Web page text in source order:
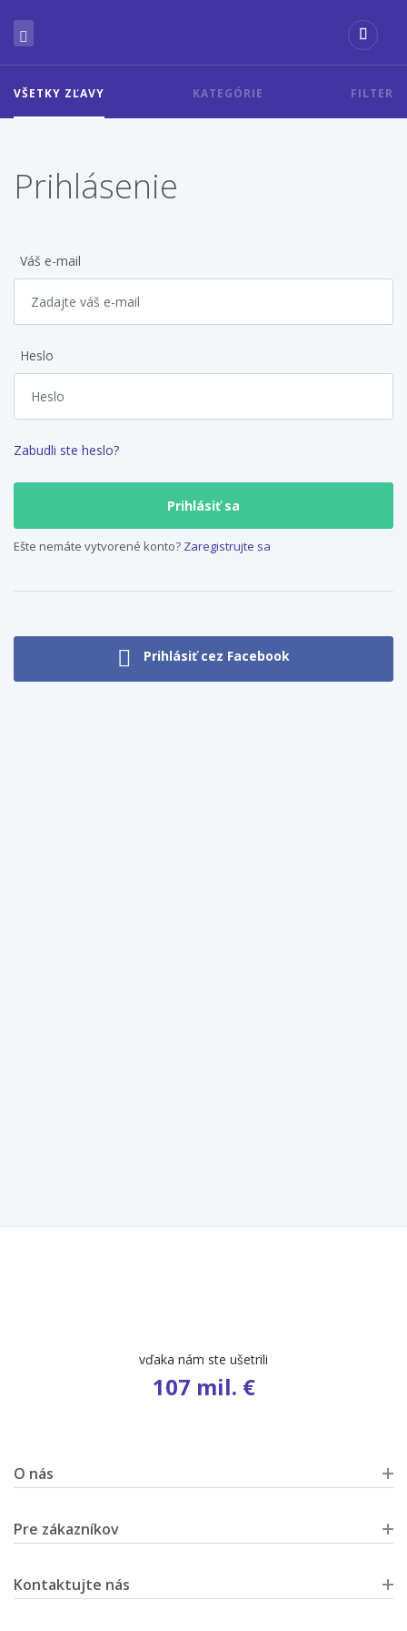
VŠETKY ZĽAVY KATEGÓRIE FILTER
Prihlásenie
Váš e-mail
Heslo
Zabudli ste heslo?
Ešte nemáte vytvorené konto? Zaregistrujte sa
Prihlásiť cez Facebook
vďaka nám ste ušetrili
107 mil. €
O nás
Pre zákazníkov
Kontaktujte nás